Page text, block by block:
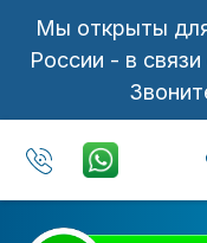
Мы открыты
России - в